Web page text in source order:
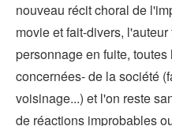
nouveau récit choral de
movie et fait-divers,
personnage en fuite,
concernées- de la société
voisinage...) et l'on reste
de réactions improbables